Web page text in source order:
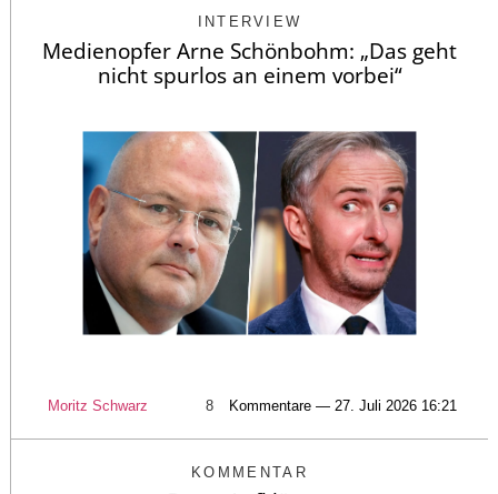
INTERVIEW
Medienopfer Arne Schönbohm: „Das geht
nicht spurlos an einem vorbei“
Moritz Schwarz 8 Kommentare — 27. Juli 2026 16:21
KOMMENTAR